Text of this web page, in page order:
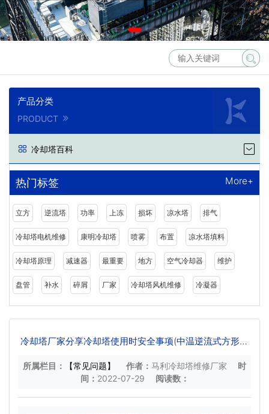
产品分类
PRODUCT
冷却塔百科
热门标签 More+
立方 逆流塔 功率 上冻 损坏 凉水塔 排气
冷却塔电机维修 康明冷却塔 喷雾 布置 凉水塔填料
冷却塔原理 减速器 最重要 地方 空气冷却器 维护
盘管 补水 碎屑 厂家 冷却塔风机维修 冷凝器
冷却塔厂家分享冷却塔使用时安全事项(中温逆流式方形冷
所属栏目： 【常见问题】 作者： 马利冷却塔维修厂家
时
间： 2022-07-29 阅读数：